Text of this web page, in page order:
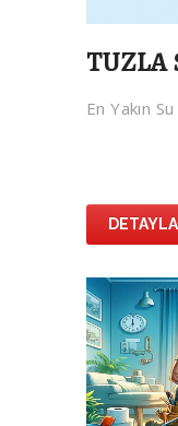
TUZLA
En Yakın